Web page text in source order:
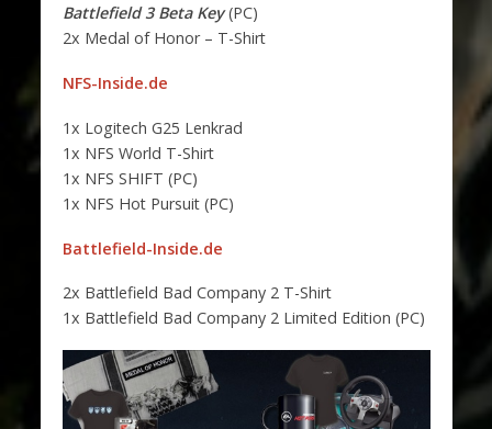
Battlefield 3 Beta Key(PC)
2x Medal of Honor – T-Shirt
NFS-Inside.de
1x Logitech G25 Lenkrad
1x NFS World T-Shirt
1x NFS SHIFT (PC)
1x NFS Hot Pursuit (PC)
Battlefield-Inside.de
2x Battlefield Bad Company 2 T-Shirt
1x Battlefield Bad Company 2 Limited Edition (PC)